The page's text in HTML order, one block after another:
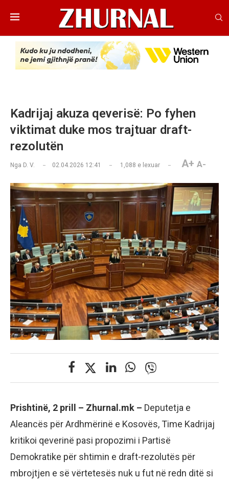
Kadrijaj akuza qeverisë: Po fyhen
viktimat duke mos trajtuar draft-
rezolutën
Nga D. V. 02.04.2026 12:41 1,088 e lexuar A+ A-
Prishtinë, 2 prill – Zhurnal.mk – Deputetja e
Aleancës për Ardhmërinë e Kosovës, Time Kadrijaj
kritikoi qeverinë pasi propozimi i Partisë
Demokratike për shtimin e draft-rezolutës për
mbrojtjen e së vërtetesës nuk u fut në redn ditë si